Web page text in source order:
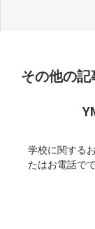
その他の記
学校に関する
たはお電話で